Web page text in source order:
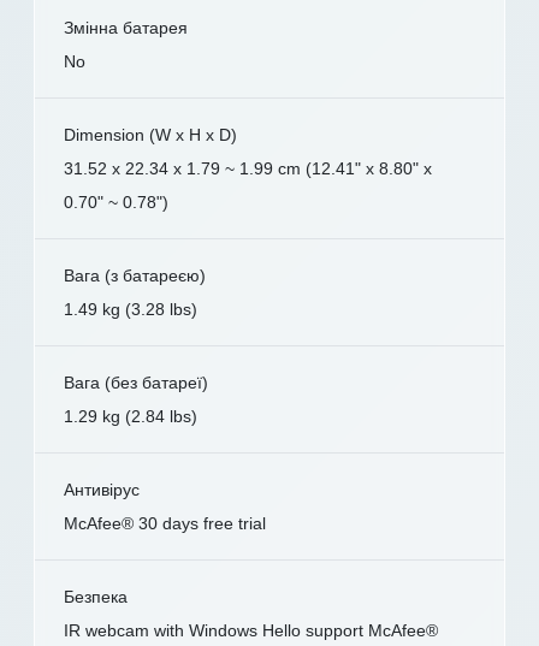
Змінна батарея
No
Dimension (W x H x D)
31.52 x 22.34 x 1.79 ~ 1.99 cm (12.41" x 8.80" x
0.70" ~ 0.78")
Вага (з батареєю)
1.49 kg (3.28 lbs)
Вага (без батареї)
1.29 kg (2.84 lbs)
Антивірус
McAfee® 30 days free trial
Безпека
IR webcam with Windows Hello support McAfee®